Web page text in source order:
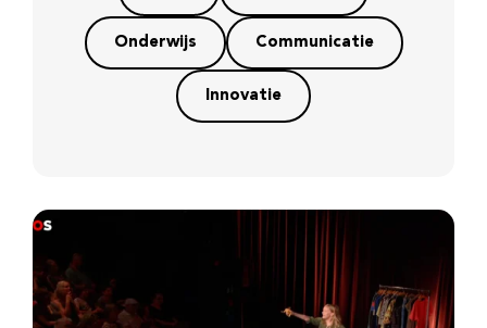
Onderwijs Communicatie
Innovatie